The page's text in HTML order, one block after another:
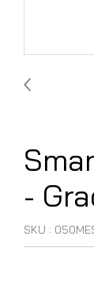
-
SKU :